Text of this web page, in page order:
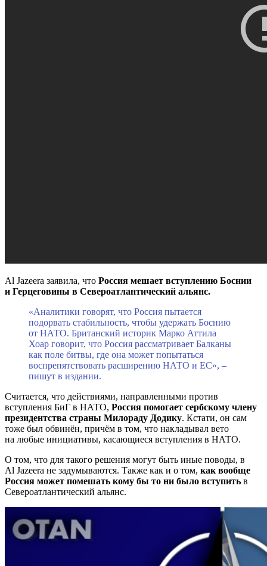
Al Jazeera заявила, что Россия мешает вступлению Боснии
и Герцеговины в Североатлантический альянс.
«Аналитики говорят, что Россия пытается
подорвать стабильность, чтобы удержать Боснию
от НАТО. Британский историк Марко Аттила
Хоар говорит, что Россия рассматривает Балканы
как поле битвы, где она может попытаться
воспрепятствовать расширению НАТО и ЕС», –
пишут в издании.
Считается, что действиями, направленными против
вступления БиГ в НАТО, Россия помогает сербскому члену
президентства страны Милораду Додику. Кстати, он сам
тоже был обвинён, причём в том, что накладывал вето
на любые инициативы, касающиеся вступления в НАТО.
О том, что для такого решения могут быть иные поводы, в
Al Jazeera не задумываются. Также как и о том, как вообще
Россия может помешать кому бы то ни было вступить в
Североатлантический альянс.